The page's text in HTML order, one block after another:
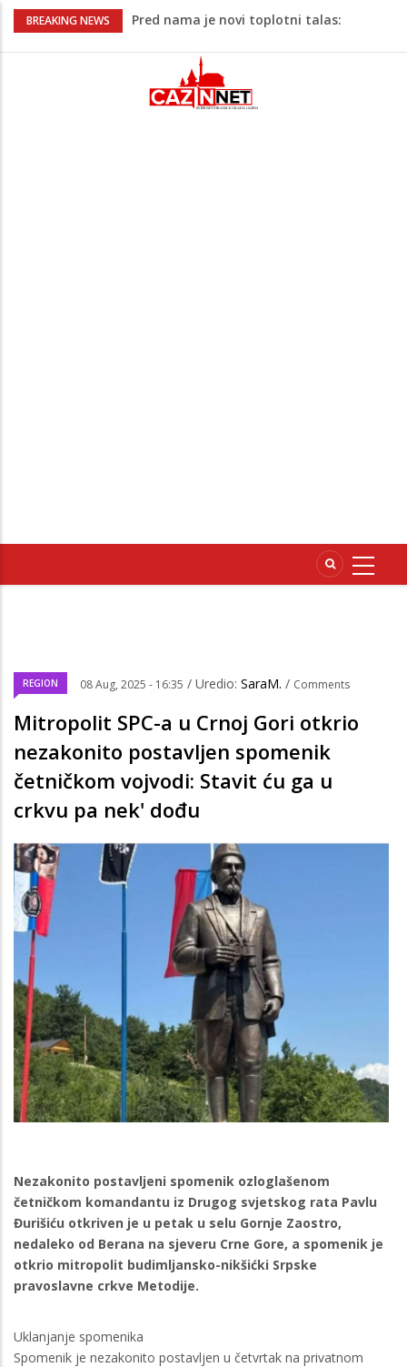
BREAKING NEWS
Pred nama je novi toplotni talas:
Pojačan saobraćaj i gužve na granicama:
Na pojedinim prijelazima kolone već od
jutarnjih sati
REGION 08 Aug, 2025 - 16:35 / Uredio: SaraM. / Comments
Mitropolit SPC-a u Crnoj Gori otkrio
nezakonito postavljen spomenik
četničkom vojvodi: Stavit ću ga u
crkvu pa nek' dođu
Nezakonito postavljeni spomenik ozloglašenom
četničkom komandantu iz Drugog svjetskog rata Pavlu
Đurišiću otkriven je u petak u selu Gornje Zaostro,
nedaleko od Berana na sjeveru Crne Gore, a spomenik je
otkrio mitropolit budimljansko-nikšićki Srpske
pravoslavne crkve Metodije.
Uklanjanje spomenika
Spomenik je nezakonito postavljen u četvrtak na privatnom